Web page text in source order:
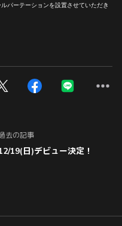
パーテーションを設置させていただき
去の記事
19(日)デビュー決定！